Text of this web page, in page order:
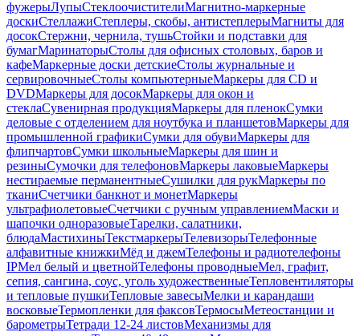
фужерыЛупыСтеклоочистителиМагнитно-маркерные
доскиСтеллажиСтеплеры, скобы, антистеплерыМагниты для
досокСтержни, чернила, тушьСтойки и подставки для
бумагМаринаторыСтолы для офисных столовых, баров и
кафеМаркерные доски детскиеСтолы журнальные и
сервировочныеСтолы компьютерныеМаркеры для CD и
DVDМаркеры для досокМаркеры для окон и
стеклаСувенирная продукцияМаркеры для пленокСумки
деловые с отделением для ноутбука и планшетовМаркеры для
промышленной графикиСумки для обувиМаркеры для
флипчартовСумки школьныеМаркеры для шин и
резиныСумочки для телефоновМаркеры лаковыеМаркеры
нестираемые перманентныеСушилки для рукМаркеры по
тканиСчетчики банкнот и монетМаркеры
ультрафиолетовыеСчетчики с ручным управлениемМаски и
шапочки одноразовыеТарелки, салатники,
блюдаМастихиныТекстмаркерыТелевизорыТелефонные
алфавитные книжкиМёд и джемТелефоны и радиотелефоны
IPМел белый и цветнойТелефоны проводныеМел, графит,
сепия, сангина, соус, уголь художественныеТепловентиляторы
и тепловые пушкиТепловые завесыМелки и карандаши
восковыеТермопленки для факсовТермосыМетеостанции и
барометрыТетради 12-24 листовМеханизмы для